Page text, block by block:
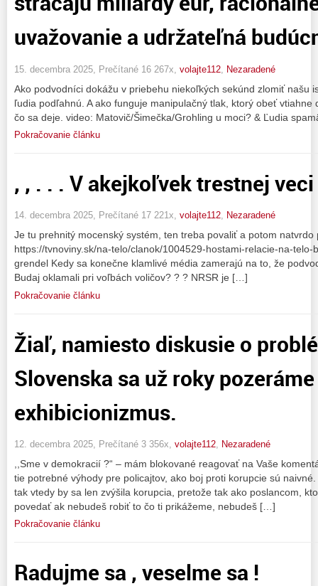
uvažovanie a udržateľná
15. decembra 2025, Prečítané 16 267x, volajte112 Nezaradené
Ako podvodníci dokážu v priebehu niekoľkých sekúnd zlomiť našu
ľudia podľahnú. A ako funguje manipulačný tlak, ktorý obeť vtiahne
čo sa deje. video: Matovič/Šimečka/Grohling u moci? & Ľudia
Pokračovanie článku
, , . . . V akejkoľvek trestnej veci
14. decembra 2025, Prečítané 17 221x, volajte112, Nezaradené
Je tu prehnitý mocenský systém, ten treba povaliť a potom natvrdo
https://tvnoviny.sk/na-telo/clanok/1004529-hostami-relacie-na-
grendel Kedy sa konečne klamlivé média zamerajú na to, že
Budaj oklamali pri voľbách voličov? ? ? NRSR je […]
Pokračovanie článku
Žiaľ, namiesto diskusie o
Slovenska sa už roky
exhibicionizmus.
12. decembra 2025, Prečítané 3 356x, volajte112, Nezaradené
,,Sme v demokracií ?“ – mám blokované reagovať na Vaše
tie potrebné výhody pre policajtov, ako boj proti korupcie sú
tak vtedy by sa len zvýšila korupcia, pretože tak ako poslancom,
povedať ak nebudeš robiť to čo ti prikážeme, nebudeš […]
Pokračovanie článku
Radujme sa , veselme sa !